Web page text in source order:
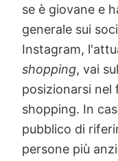
se è giovane e
generale sui
Instagram,
shopping, vai
posizionarsi nel
shopping. In
pubblico di
persone più